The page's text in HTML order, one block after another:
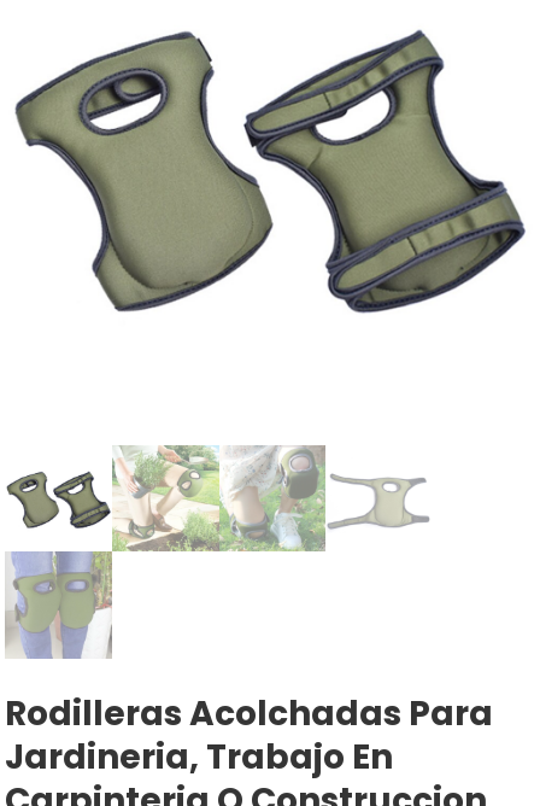
Rodilleras Acolchadas Para
Jardineria, Trabajo En